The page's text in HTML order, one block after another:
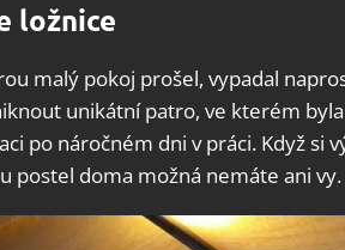
ložnice
malý pokoj prošel, vypadal
unikátní patro, ve kterém
po náročném dni v práci. Když si
postel doma možná nemáte ani vy.